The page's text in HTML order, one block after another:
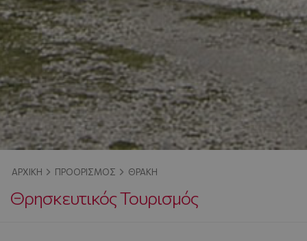
ΑΡΧΙΚΉ ΠΡΟΟΡΙΣΜΌΣ ΘΡΆΚΗ
Θρησκευτικός Τουρισμός